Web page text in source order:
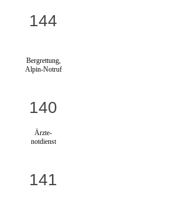
144
Bergrettung,
Alpin-Notruf
140
Ärzte-
notdienst
141